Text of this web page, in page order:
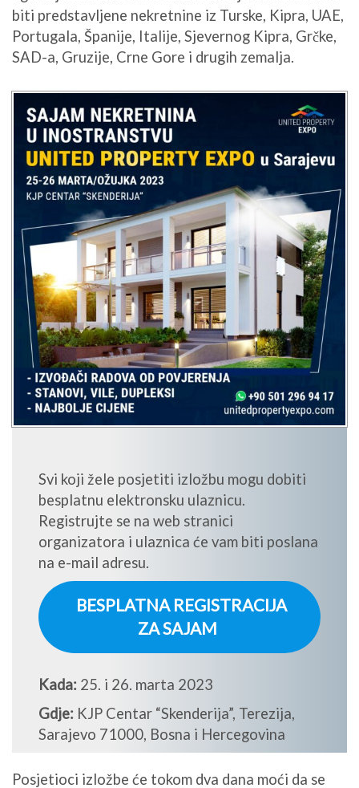
biti predstavljene nekretnine iz Turske, Kipra, UAE,
Portugala, Španije, Italije, Sjevernog Kipra, Grčke,
SAD-a, Gruzije, Crne Gore i drugih zemalja.
Svi koji žele posjetiti izložbu mogu dobiti
besplatnu elektronsku ulaznicu.
Registrujte se na web stranici
organizatora i ulaznica će vam biti poslana
na e-mail adresu.
BESPLATNA REGISTRACIJA
ZA SAJAM
Kada: 25. i 26. marta 2023
Gdje: KJP Centar “Skenderija”, Terezija,
Sarajevo 71000, Bosna i Hercegovina
Posjetioci izložbe će tokom dva dana moći da se